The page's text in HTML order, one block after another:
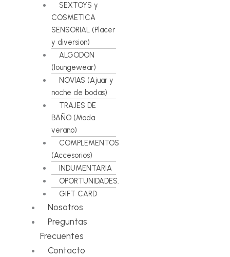
SEXTOYS y
COSMETICA
SENSORIAL (Placer
y diversion)
ALGODON
(loungewear)
NOVIAS (Ajuar y
noche de bodas)
TRAJES DE
BAÑO (Moda
verano)
COMPLEMENTOS
(Accesorios)
INDUMENTARIA
OPORTUNIDADES.
GIFT CARD
Nosotros
Preguntas
Frecuentes
Contacto